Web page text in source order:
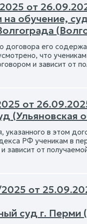
от
обучение,
договора его
что
и зависит от
от
(Ульяновская
указанного в этом
РФ ученикам в
зависит от
от
суд г. Перми